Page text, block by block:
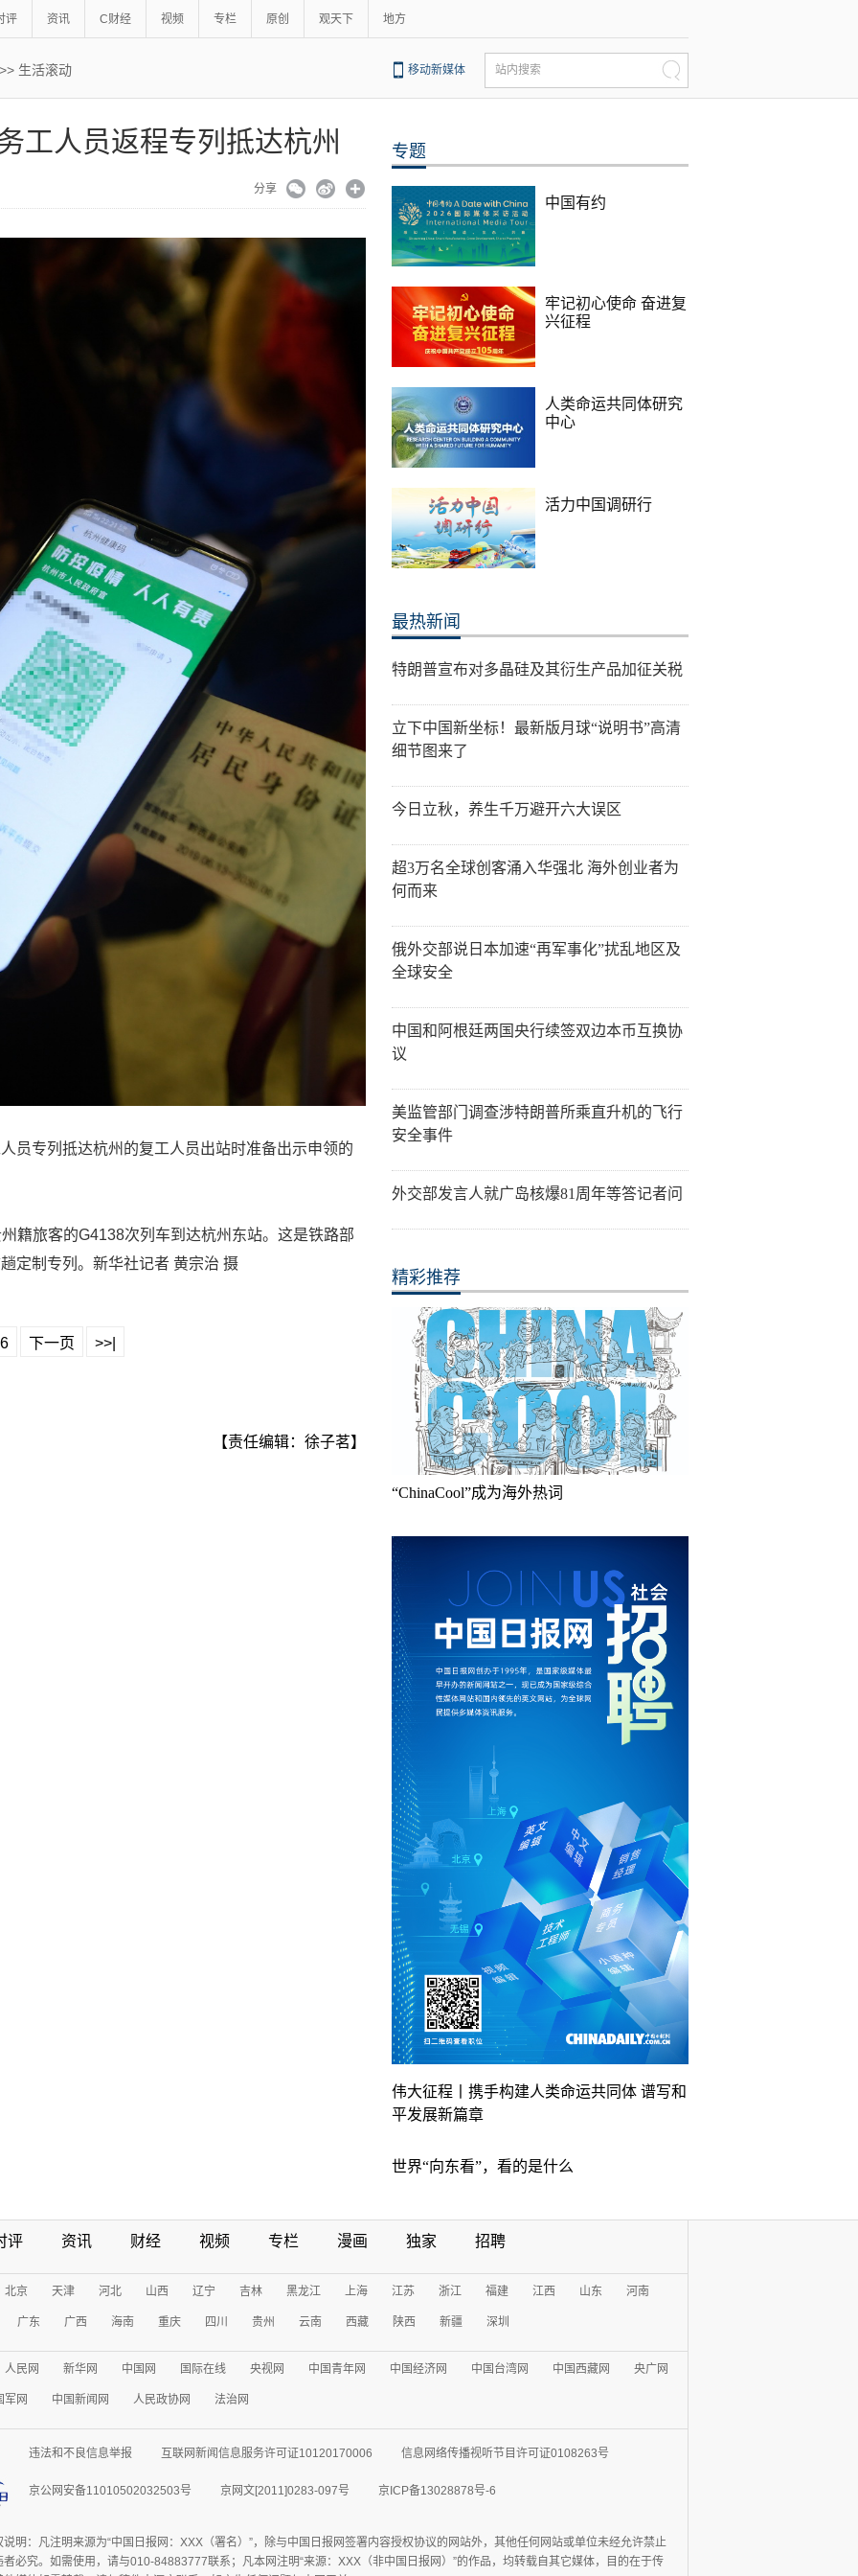
评 资讯 C财经 视频 专栏 原创 观天下 地方
>> 生活滚动 移动新媒体 站内搜索
工人员返程专列抵达杭州
分享
员专列抵达杭州的复工人员出站时准备出示申领的
籍旅客的G4138次列车到达杭州东站。这是铁路部
定制专列。新华社记者 黄宗治 摄
6 下一页 >>|
【责任编辑：徐子茗】
专题
中国有约
牢记初心使命 奋进复
兴征程
人类命运共同体研究
中心
活力中国调研行
最热新闻
特朗普宣布对多晶硅及其衍生产品加征关税
立下中国新坐标！最新版月球“说明书”高清
细节图来了
今日立秋，养生千万避开六大误区
超3万名全球创客涌入华强北 海外创业者为
何而来
俄外交部说日本加速“再军事化”扰乱地区及
全球安全
中国和阿根廷两国央行续签双边本币互换协
议
美监管部门调查涉特朗普所乘直升机的飞行
安全事件
外交部发言人就广岛核爆81周年等答记者问
精彩推荐
“ChinaCool”成为海外热词
伟大征程丨携手构建人类命运共同体 谱写和
平发展新篇章
世界“向东看”，看的是什么
评 资讯 财经 视频 专栏 漫画 独家 招聘
北京 天津 河北 山西 辽宁 吉林 黑龙江 上海 江苏 浙江 福建 江西 山东 河南
广东 广西 海南 重庆 四川 贵州 云南 西藏 陕西 新疆 深圳
人民网 新华网 中国网 国际在线 央视网 中国青年网 中国经济网 中国台湾网 中国西藏网 央广网
军网 中国新闻网 人民政协网 法治网
违法和不良信息举报 互联网新闻信息服务许可证10120170006 信息网络传播视听节目许可证0108263号
京公网安备11010502032503号 京网文[2011]0283-097号 京ICP备13028878号-6
说明：凡注明来源为“中国日报网：XXX（署名）”，除与中国日报网签署内容授权协议的网站外，其他任何网站或单位未经允许禁止
必究。如需使用，请与010-84883777联系；凡本网注明“来源：XXX（非中国日报网）”的作品，均转载自其它媒体，目的在于传